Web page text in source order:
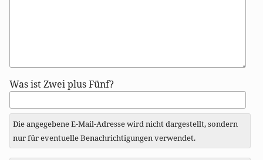
Antwort
Was ist Zwei plus Fünf?
Die angegebene E-Mail-Adresse wird nicht dargestellt, sondern
nur für eventuelle Benachrichtigungen verwendet.